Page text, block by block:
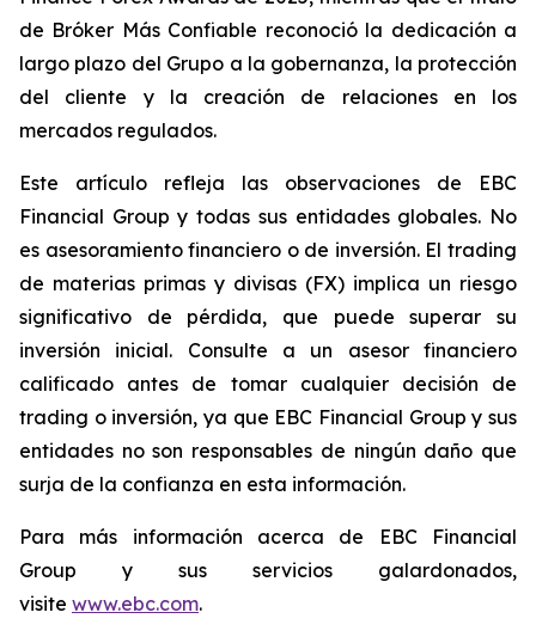
de Bróker Más Confiable reconoció la dedicación a
largo plazo del Grupo a la gobernanza, la protección
del cliente y la creación de relaciones en los
mercados regulados.
Este artículo refleja las observaciones de EBC
Financial Group y todas sus entidades globales. No
es asesoramiento financiero o de inversión. El trading
de materias primas y divisas (FX) implica un riesgo
significativo de pérdida, que puede superar su
inversión inicial. Consulte a un asesor financiero
calificado antes de tomar cualquier decisión de
trading o inversión, ya que EBC Financial Group y sus
entidades no son responsables de ningún daño que
surja de la confianza en esta información.
Para más información acerca de EBC Financial
Group y sus servicios galardonados,
visite www.ebc.com.